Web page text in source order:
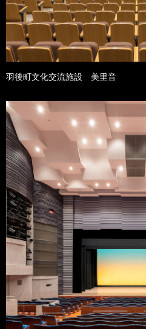
羽後町文化交流施設 美里音